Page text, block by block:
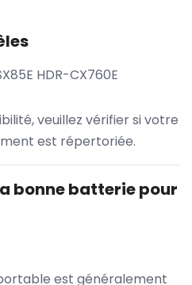
HDR-CX760E
veuillez vérifier si votre
est répertoriée.
bonne batterie pour
est généralement